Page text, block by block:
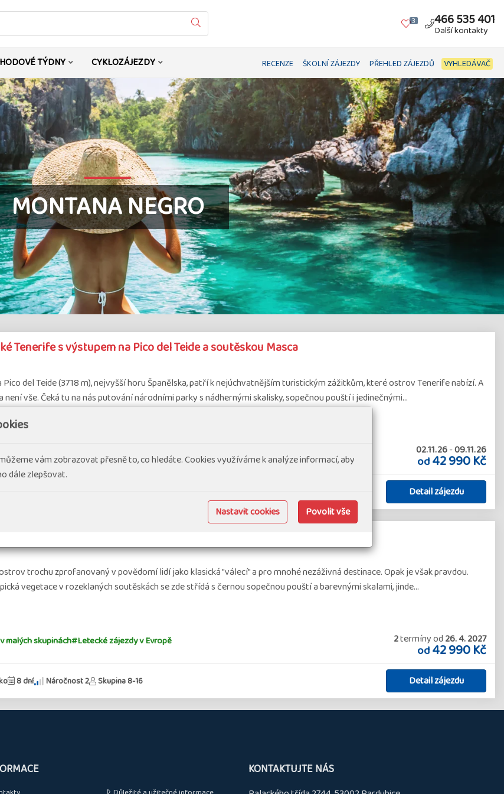
Vyhledat 3 466 535 401
Další kontakty
TÝDNY CYKLOZÁJEZDY RECENZE ŠKOLNÍ ZÁJEZDY PŘEHLED ZÁJEZDŮ VYHLEDÁVAČ
MONTANA NEGRO
Tenerife s výstupem na Pico del Teide a soutěskou Masca
Pico del Teide (3718 m), nejvyšší horu Španělska, patří k nejúchvatnějším turistickým zážitkům, které ostrov Tenerife nabízí. A
není vše. Čeká tu na nás putování národními parky s nádhernými skalisky, sopečnou pouští i jedinečnými…
v exotice #Letecké zájezdy v Evropě 02.11.26-09.11.26
od42 990 Kč
Detail zájezdu
trochu zprofanovaný v povědomí lidí jako klasická "válecí" a pro mnohé nezáživná destinace. Opak je však pravdou.
vegetace v rozeklaných soutěskách se zde střídá s černou sopečnou pouští a barevnými skalami, jinde…
malých skupinách#Letecké zájezdy v Evropě 2termínyod 26. 4. 2027
od42 990 Kč
8 dní Náročnost 2 Skupina 8-16 Detail zájezdu
KONTAKTUJTE NÁS
vám zobrazovat přesně to, co hledáte. Cookies využíváme k analýze informací, aby
dále zlepšovat.
Nastavit cookies Povolit vše